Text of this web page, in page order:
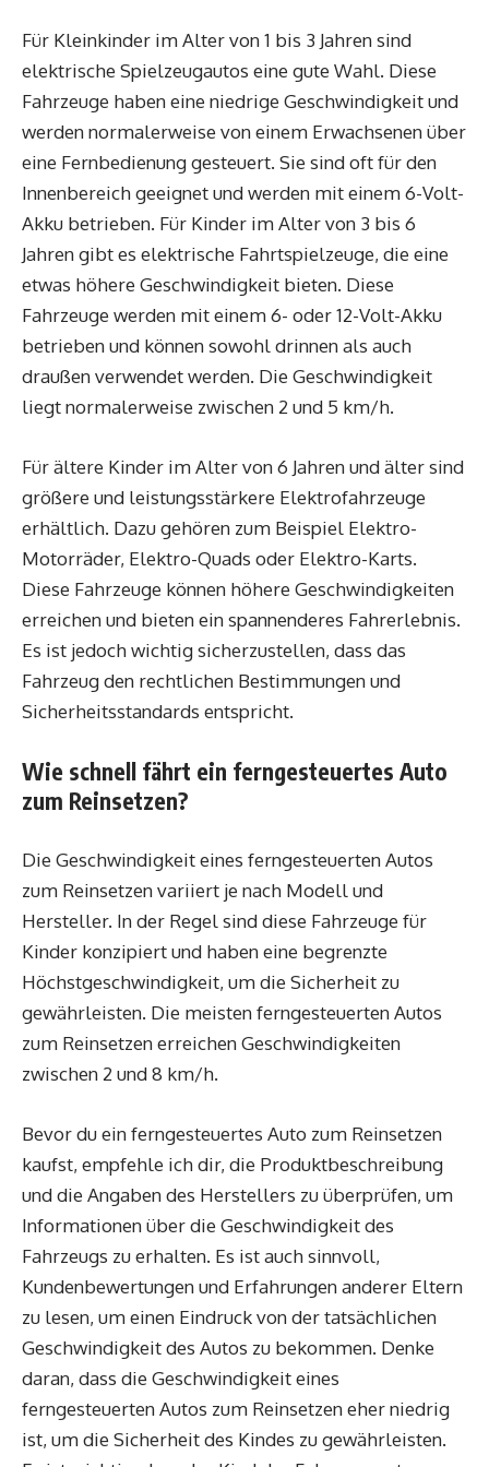
Für Kleinkinder im Alter von 1 bis 3 Jahren sind
elektrische Spielzeugautos eine gute Wahl. Diese
Fahrzeuge haben eine niedrige Geschwindigkeit und
werden normalerweise von einem Erwachsenen über
eine Fernbedienung gesteuert. Sie sind oft für den
Innenbereich geeignet und werden mit einem 6-Volt-
Akku betrieben. Für Kinder im Alter von 3 bis 6
Jahren gibt es elektrische Fahrtspielzeuge, die eine
etwas höhere Geschwindigkeit bieten. Diese
Fahrzeuge werden mit einem 6- oder 12-Volt-Akku
betrieben und können sowohl drinnen als auch
draußen verwendet werden. Die Geschwindigkeit
liegt normalerweise zwischen 2 und 5 km/h.
Für ältere Kinder im Alter von 6 Jahren und älter sind
größere und leistungsstärkere Elektrofahrzeuge
erhältlich. Dazu gehören zum Beispiel Elektro-
Motorräder, Elektro-Quads oder Elektro-Karts.
Diese Fahrzeuge können höhere Geschwindigkeiten
erreichen und bieten ein spannenderes Fahrerlebnis.
Es ist jedoch wichtig sicherzustellen, dass das
Fahrzeug den rechtlichen Bestimmungen und
Sicherheitsstandards entspricht.
Wie schnell fährt ein ferngesteuertes Auto
zum Reinsetzen?
Die Geschwindigkeit eines ferngesteuerten Autos
zum Reinsetzen variiert je nach Modell und
Hersteller. In der Regel sind diese Fahrzeuge für
Kinder konzipiert und haben eine begrenzte
Höchstgeschwindigkeit, um die Sicherheit zu
gewährleisten. Die meisten ferngesteuerten Autos
zum Reinsetzen erreichen Geschwindigkeiten
zwischen 2 und 8 km/h.
Bevor du ein ferngesteuertes Auto zum Reinsetzen
kaufst, empfehle ich dir, die Produktbeschreibung
und die Angaben des Herstellers zu überprüfen, um
Informationen über die Geschwindigkeit des
Fahrzeugs zu erhalten. Es ist auch sinnvoll,
Kundenbewertungen und Erfahrungen anderer Eltern
zu lesen, um einen Eindruck von der tatsächlichen
Geschwindigkeit des Autos zu bekommen. Denke
daran, dass die Geschwindigkeit eines
ferngesteuerten Autos zum Reinsetzen eher niedrig
ist, um die Sicherheit des Kindes zu gewährleisten.